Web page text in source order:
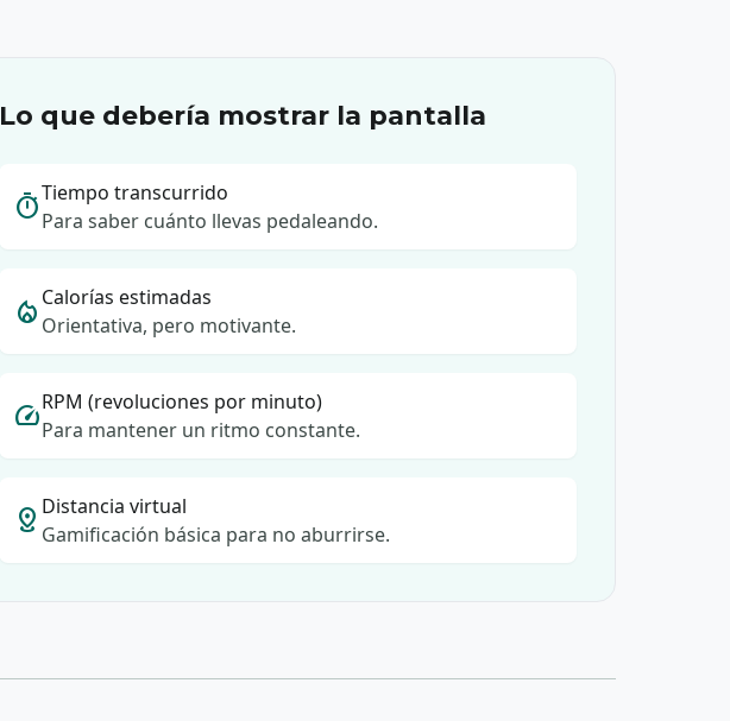
Lo que debería mostrar la pantalla
timerTiempo transcurrido
Para saber cuánto llevas pedaleando.
local_fire_department Calorías estimadas
Orientativa, pero motivante.
speedRPM (revoluciones por minuto)
Para mantener un ritmo constante.
distance Distancia virtual
Gamificación básica para no aburrirse.